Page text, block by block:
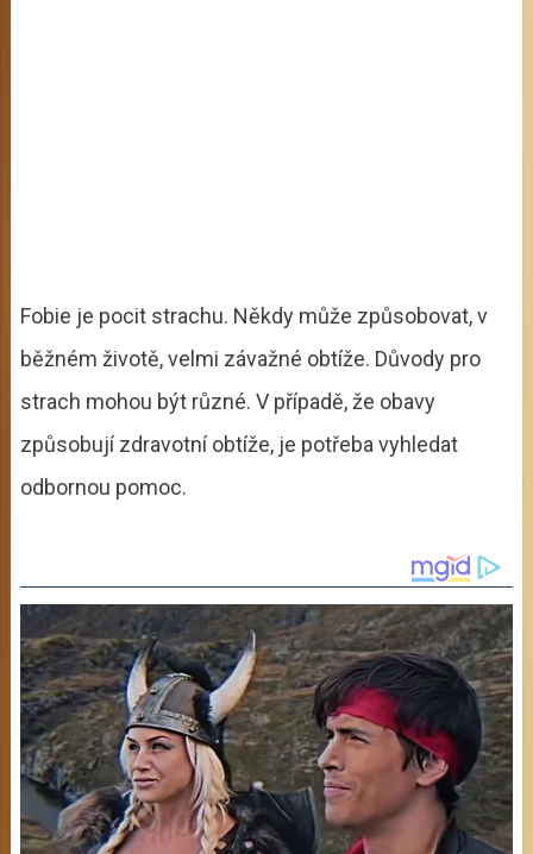
Fobie je pocit strachu. Někdy může způsobovat, v
běžném životě, velmi závažné obtíže. Důvody pro
strach mohou být různé. V případě, že obavy
způsobují zdravotní obtíže, je potřeba vyhledat
odbornou pomoc.